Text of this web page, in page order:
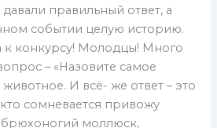
правильный ответ, а
событии целую историю.
к конкурсу! Молодцы! Много
– «Назовите самое
И всё- же ответ – это
сомневается привожу
моллюск,